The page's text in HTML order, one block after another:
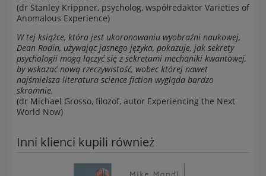
(dr Stanley Krippner, psycholog, współredaktor Varieties of
Anomalous Experience)
W tej książce, która jest ukoronowaniu wyobraźni naukowej,
Dean Radin, używając jasnego języka, pokazuje, jak sekrety
psychologii mogą łączyć się z sekretami mechaniki kwantowej,
by wskazać nową rzeczywistość, wobec której nawet
najśmielsza literatura science fiction wygląda bardzo
skromnie.
(dr Michael Grosso, filozof, autor Experiencing the Next
World Now)
Inni klienci kupili również